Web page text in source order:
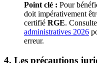
Point clé : Pour
doit impérativement
certifié RGE.
administratives 2026
erreur.
4. Les précautions